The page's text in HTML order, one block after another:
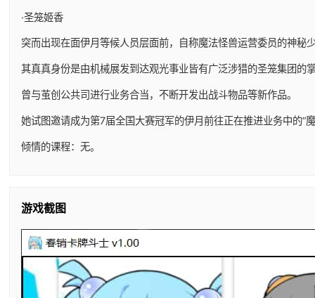
·圣笼姬香
突而出现在面伊月等候人员层面前，自称魔法怪兽运营委员的神秘
其真真身份是由机械展发到达观光事业皆有广泛涉猎的圣笼集团的
曾与茧创公共司进行业务合当，不断开发出战斗物品等新作品。
她试图邀请成为第7届全国大赛冠军的伊月前往正在推进业务中的“
倾情的课程：无。
游戏截图